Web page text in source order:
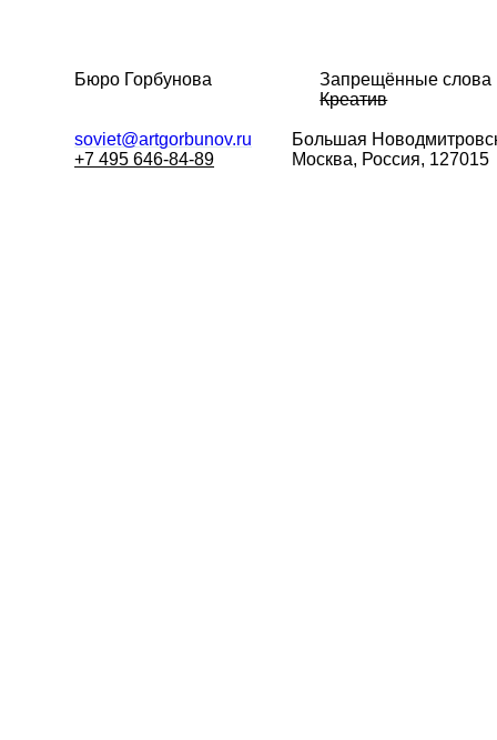
Бюро Горбунова
Запрещённые слова
Креатив
soviet@artgorbunov.ru
+7 495 646-84-89
Большая
Москва, Россия, 127015